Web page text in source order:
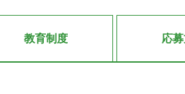
教育制度 応募